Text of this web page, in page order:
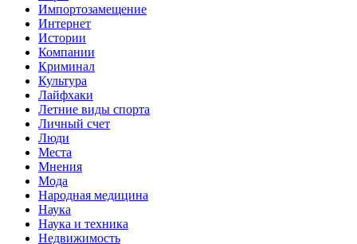
Импортозамещение
Интернет
Истории
Компании
Криминал
Культура
Лайфхаки
Летние виды спорта
Личный счет
Люди
Места
Мнения
Мода
Народная медицина
Наука
Наука и техника
Недвижимость